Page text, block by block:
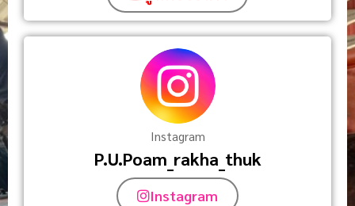
Instagram
P.U.Poam_rakha_thuk
Instagram